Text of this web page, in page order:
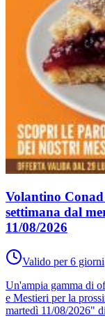
Volantino
settimana dal
11/08/2026
Valido per 6 giorni
Un'ampia gamma di
e Mestieri per la
martedì 11/08/2026"